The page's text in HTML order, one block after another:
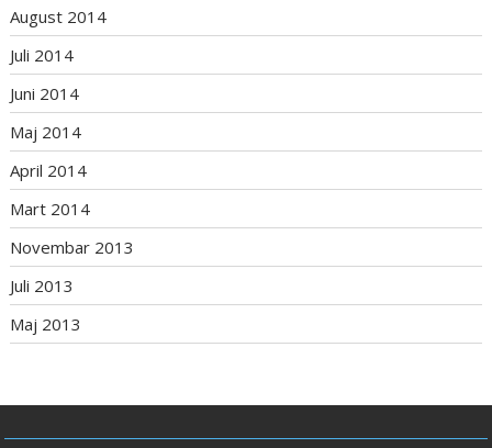
August 2014
Juli 2014
Juni 2014
Maj 2014
April 2014
Mart 2014
Novembar 2013
Juli 2013
Maj 2013